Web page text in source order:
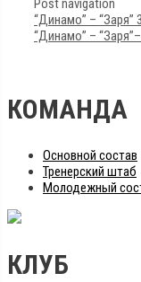
Post navigation
“Динамо” – “Заря”
“Динамо” –
КОМАНДА
Основной состав
Тренерский штаб
Молодежный
КЛУБ